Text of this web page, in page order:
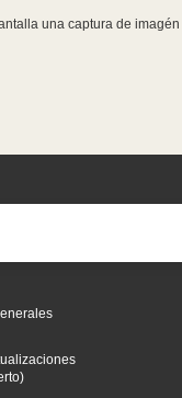
una captura de imagén